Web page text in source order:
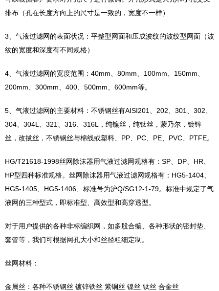
排布（孔在长度方向上的尺寸是一致的，宽度不一样）
3、气液过滤网的表面状况：平整型网面和压成波纹的波纹型网面（波
纹的宽度和深度有不同规格）
4、气液过滤网的宽度范围：40mm、80mm、100mm、150mm、
200mm、300mm、400、500mm、600mm等。
5、气液过滤网的主要材料：不锈钢丝有AISI201、202、301、302、
304、304L、321、316、316L，纯镍丝，纯钛丝，蒙乃尔，镀锌
丝，改拔丝，不锈钢丝与棉线或塑料、PP、PC、PE、PVC、PTFE。
HG/T21618-1998丝网除沫器用气液过滤网规格有：SP、DP、HR、
HP型四种标准规格。丝网除沫器用气液过滤网规格有：HG5-1404、
HG5-1405、HG5-1406、标准号为沪Q/SG12-1-79。标准中规定了气
液网的三种型式，即标准型、高效型和高穿透型。
对于用户提供的各种非标编织网，如多股合编、各种形状的密封垫、
套管等，我们可根据网孔大小和丝径粗细定制。
丝网材料：
金属丝：各种不锈钢丝 镀锌铁丝 紫铜丝 镍丝 钛丝 合金丝